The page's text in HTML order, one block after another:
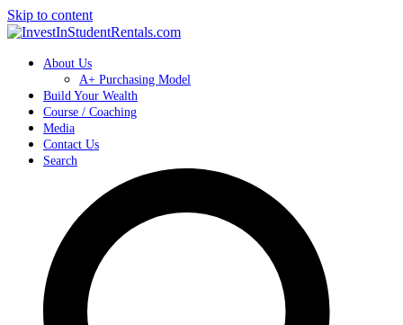
Skip to content
About Us
A+ Purchasing Model
Build Your Wealth
Course / Coaching
Media
Contact Us
Search